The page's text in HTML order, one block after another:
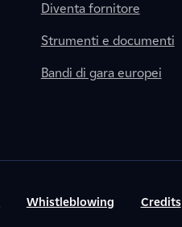
Diventa fornitore
Strumenti e documenti
Bandi di gara europei
Whistleblowing Credits